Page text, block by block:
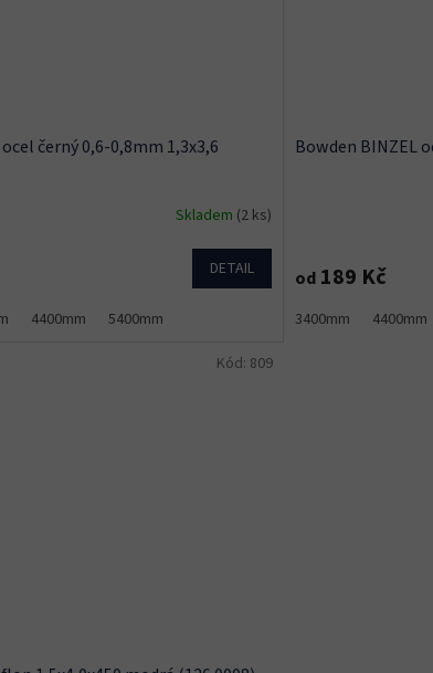
černý 0,6-0,8mm 1,3x3,6
Skladem (2 ks)
DETAIL
4400mm 5400mm
Bowden BINZEL
od 189 Kč
3400mm 4400mm
Kód: 809